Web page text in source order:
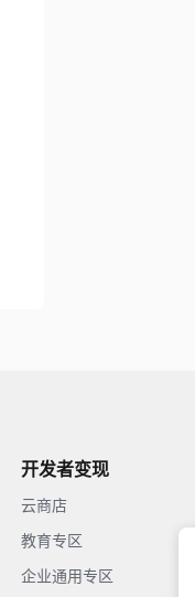
开发者变现
云商店
教育专区
企业通用专区